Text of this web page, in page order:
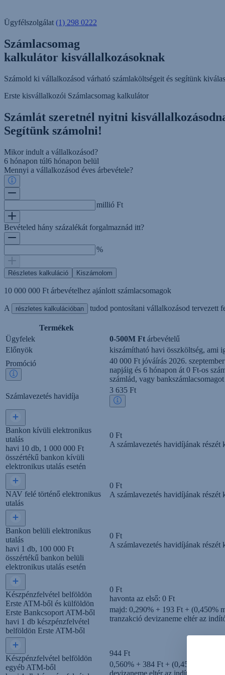
Ügyfélszolgálat (1) 298 0222
Számlacsomag
kalkulátor kisvállalkozásoknak
Számold ki vállalkozásod várható számlaköltségeit és segítünk
Erste kisvállalkozói Számlacsomag kalkulátor
Számlát szeretnél nyitni
Segítünk számolni!
Mikor indult a vállalkozásod?
6 hónapon túl6 hónapon belül
Mennyi a vállalkozásod éves árbevétele?
millió Ft
Bevételed hány százalékát forgalmaznád itt?
%
Részletes kalkuláció Kiszámolom
10 000 000 Ft árbevételhez ajánlott számlacsomagok
A részletes kalkulációban tudod pontosítani vállalkozásod tervezett
Termékek
Ügyfelek
0-500M Ft árbevételű
Előnyök
kiszámítható havi összköltség, ami
Promóció
40 000 Ft jóváírás 2026.
napjáig és 6 hónapon át 0 Ft-os
számlád, vagy
Számlavezetés havidíja
3 635 Ft
Bankon kívüli elektronikus
utalás
havi 10 db, 1 000 000 Ft
összértékű bankon kívüli
elektronikus utalás esetén
0 Ft
A számlavezetés havidíjának részét
NAV felé történő elektronikus
utalás
0 Ft
A számlavezetés havidíjának részét
Bankon belüli elektronikus
utalás
havi 1 db, 100 000 Ft
összértékű bankon belüli
elektronikus utalás esetén
0 Ft
A számlavezetés havidíjának részét
Készpénz­felvétel belföldön
Erste ATM-ből és külföldön
Erste Bankcsoport ATM-ből
havi 1 db készpénzfelvétel
belföldön Erste ATM-ből
0 Ft
havonta az első: 0 Ft
majd: 0,290% + 193 Ft + (0,450%
tranzakció devizaneme eltér az
Készpénz­felvétel belföldön
egyéb ATM-ből
944 Ft
0,560% + 384 Ft + (0,450% max.
devizaneme eltér az indító számla